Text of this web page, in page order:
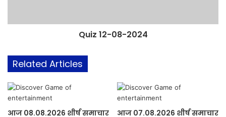
Quiz 12-08-2024
Related Articles
आज 08.08.2026 शीर्ष समाचार आज 07.08.2026 शीर्ष समाचार